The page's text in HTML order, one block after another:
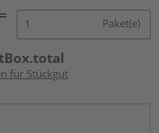
Paket(e)
für Stückgut